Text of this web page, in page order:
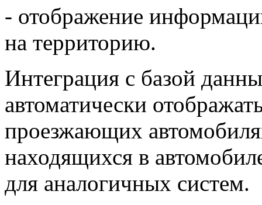
- отображение
на территорию.
Интеграция с базой
автоматически
проезжающих
находящихся в
для аналогичных систем.